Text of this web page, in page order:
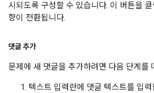
시되도록 구성할 수 있습니다. 이 버튼을
향이 전환됩니다.
댓글 추가
문제에 새 댓글을 추가하려면 다음 단계를
텍스트 입력란에 댓글 텍스트를 입